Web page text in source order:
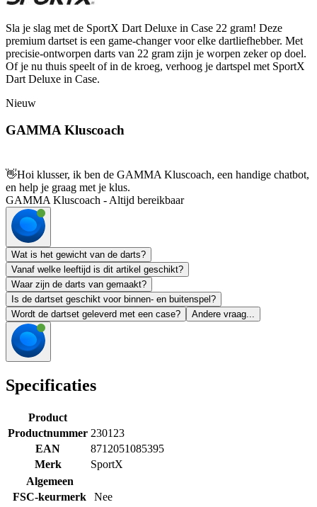
Sla je slag met de SportX Dart Deluxe in Case 22 gram! Deze
premium dartset is een game-changer voor elke dartliefhebber. Met
precisie-ontworpen darts van 22 gram zijn je worpen zeker op doel.
Of je nu thuis speelt of in de kroeg, verhoog je dartspel met SportX
Dart Deluxe in Case.
Nieuw
GAMMA Kluscoach
👋Hoi klusser, ik ben de GAMMA Kluscoach, een handige chatbot,
en help je graag met je klus.
GAMMA Kluscoach - Altijd bereikbaar
Wat is het gewicht van de darts?
Vanaf welke leeftijd is dit artikel geschikt?
Waar zijn de darts van gemaakt?
Is de dartset geschikt voor binnen- en buitenspel?
Wordt de dartset geleverd met een case?
Andere vraag...
Specificaties
Product
Productnummer 230123
EAN
8712051085395
Merk
SportX
Algemeen
FSC-keurmerk
Nee